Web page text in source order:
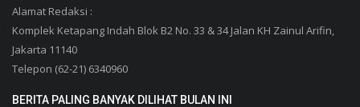
Alamat Redaksi :
Komplek Ketapang Indah Blok B2 No. 33 & 34 Jalan KH Zainul Arifin,
Jakarta 11140
Telepon (62-21) 6340960
BERITA PALING BANYAK DILIHAT BULAN INI